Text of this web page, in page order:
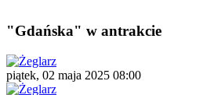
"Gdańska" w antrakcie
piątek, 02 maja 2025 08:00